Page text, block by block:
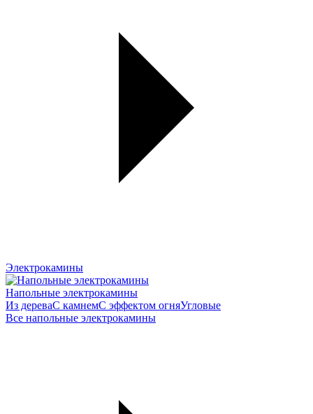
Электрокамины
Напольные электрокамины
Из дереваС камнемС эффектом огняУгловые
Все напольные электрокамины